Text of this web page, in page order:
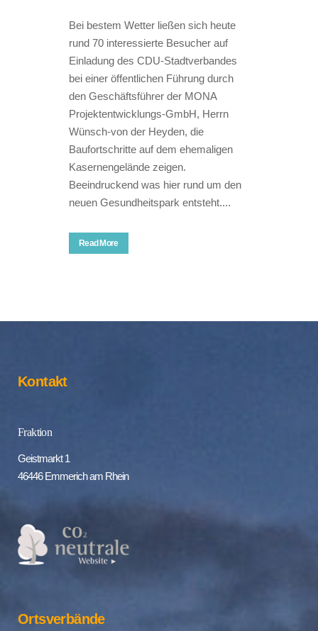
Bei bestem Wetter ließen sich heute
rund 70 interessierte Besucher auf
Einladung des CDU-Stadtverbandes
bei einer öffentlichen Führung durch
den Geschäftsführer der MONA
Projektentwicklungs-GmbH, Herrn
Wünsch-von der Heyden, die
Baufortschritte auf dem ehemaligen
Kasernengelände zeigen.
Beeindruckend was hier rund um den
neuen Gesundheitspark entsteht....
Read More
Kontakt
Fraktion
Geistmarkt 1
46446 Emmerich am Rhein
Ortsverbände